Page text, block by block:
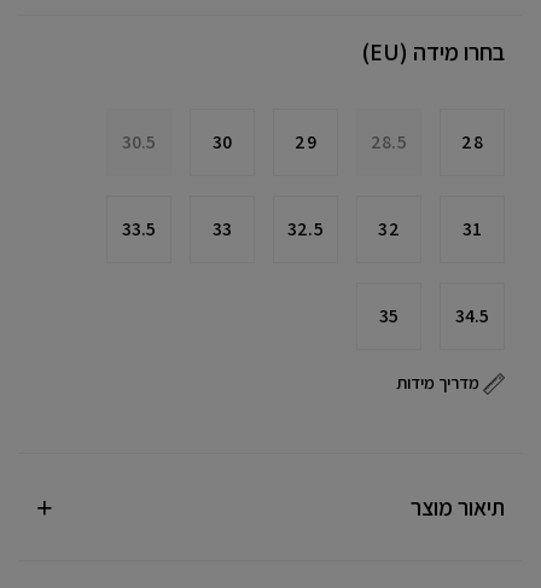
בחרו מידה (EU)
28
28.5
29
30
30.5
31
32
32.5
33
33.5
34.5
35
מדריך מידות
תיאור מוצר